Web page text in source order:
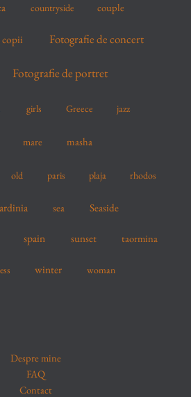
countryside couple
copii Fotografie de concert
Fotografie de portret
girls Greece jazz
mare masha
old paris plaja rhodos
sea Seaside
spain sunset taormina
winter woman
Despre mine
FAQ
Contact